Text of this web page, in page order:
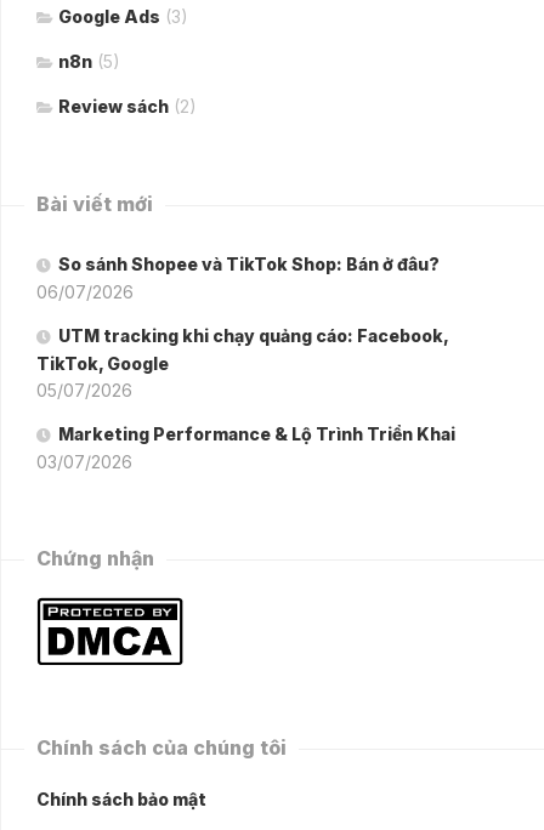
Google Ads (3)
n8n (5)
Review sách (2)
Bài viết mới
So sánh Shopee và TikTok Shop: Bán ở đâu?
06/07/2026
UTM tracking khi chạy quảng cáo: Facebook,
TikTok, Google
05/07/2026
Marketing Performance & Lộ Trình Triển Khai
03/07/2026
Chứng nhận
Chính sách của chúng tôi
Chính sách bảo mật